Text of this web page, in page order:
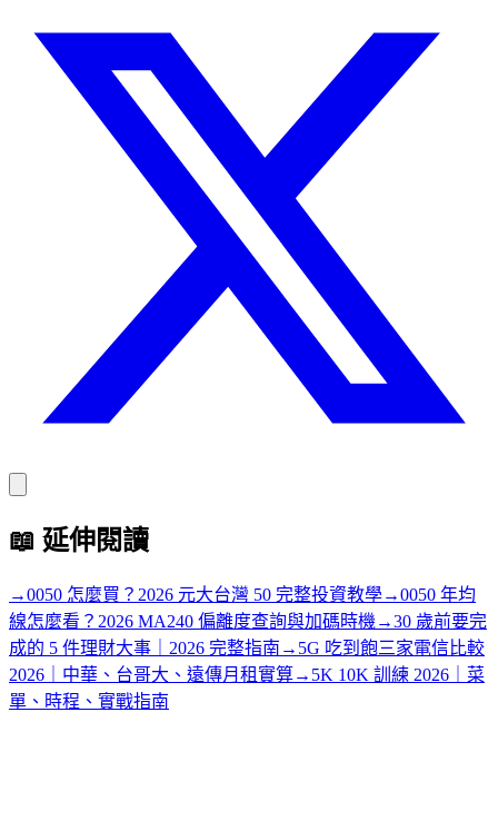
📖 延伸閱讀
→0050 怎麼買？2026 元大台灣 50 完整投資教學→0050 年均
線怎麼看？2026 MA240 偏離度查詢與加碼時機 →30 歲前要完
成的 5 件理財大事｜2026 完整指南 → 5G 吃到飽三家電信比較
2026｜中華、台哥大、遠傳月租實算→ 5K 10K 訓練 2026｜菜
單、時程、實戰指南